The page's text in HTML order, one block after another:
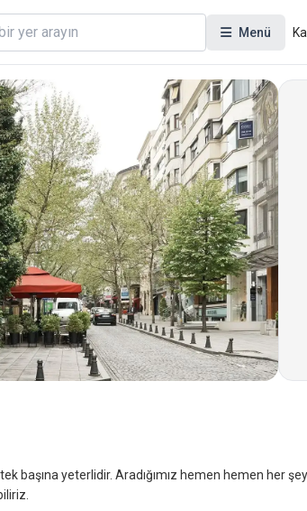
Menü
başına yeterlidir. Aradığımız hemen hemen her